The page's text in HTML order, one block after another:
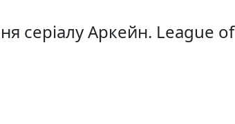
серіалу Аркейн. League of